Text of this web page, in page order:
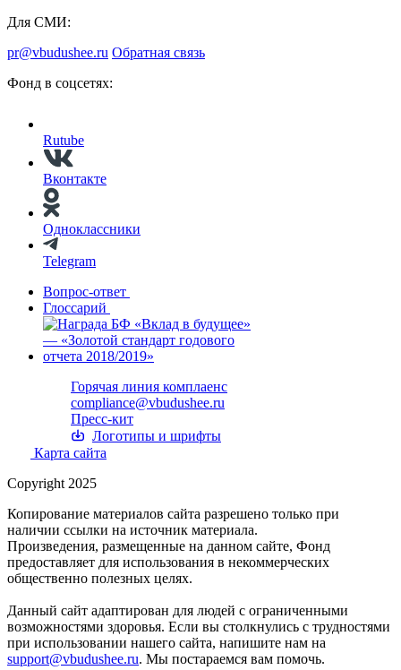
Для СМИ:
pr@vbudushee.ru Обратная связь
Фонд в соцсетях:
Rutube
Вконтакте
Одноклассники
Telegram
Вопрос-ответ
Глоссарий
Горячая линия комплаенс
compliance@vbudushee.ru
Пресс-кит
Логотипы и шрифты
Карта сайта
Copyright 2025
Копирование материалов сайта разрешено только при
наличии ссылки на источник материала.
Произведения, размещенные на данном сайте, Фонд
предоставляет для использования в некоммерческих
общественно полезных целях.
Данный сайт адаптирован для людей с ограниченными
возможностями здоровья. Если вы столкнулись с трудностями
при использовании нашего сайта, напишите нам на
support@vbudushee.ru. Мы постараемся вам помочь.